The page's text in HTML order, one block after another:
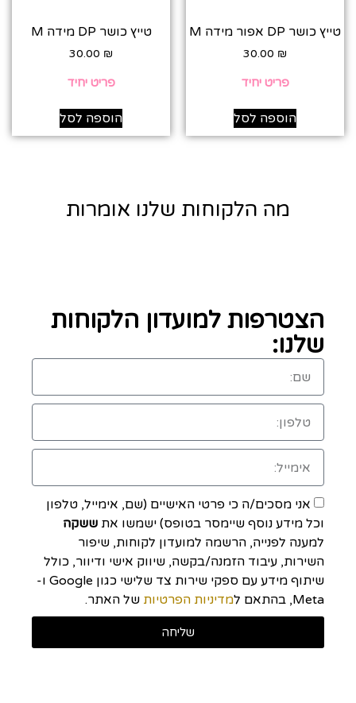
טייץ כושר DP אפור מידה M
30.00 ₪
פריט יחיד
הוספה לסל
טייץ כושר DP מידה M
30.00 ₪
פריט יחיד
הוספה לסל
מה הלקוחות שלנו אומרות
הצטרפות למועדון הלקוחות
שלנו:
אני מסכים/ה כי פרטי האישיים (שם, אימייל, טלפון
וכל מידע נוסף שיימסר בטופס) ישמשו את ששקה
למענה לפנייה, הרשמה למועדון לקוחות, שיפור
השירות, עיבוד הזמנה/בקשה, שיווק אישי ודיוור, כולל
שיתוף מידע עם ספקי שירות צד שלישי כגון Google ו-
Meta, בהתאם ל
מדיניות הפרטיות של האתר.
שליחה